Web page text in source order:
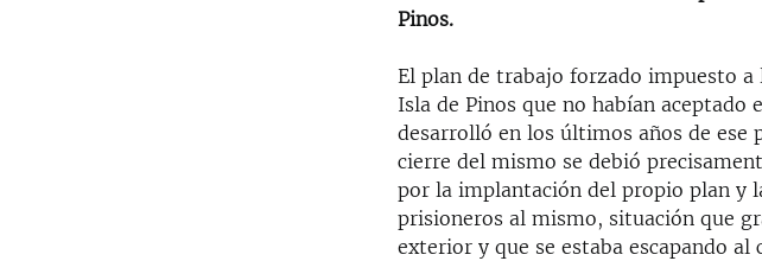
Pinos.
El plan de trabajo forzado impuesto
Isla de Pinos que no habían
desarrolló en los últimos años de ese
cierre del mismo se debió
por la implantación del propio plan y
prisioneros al mismo, situación que
exterior y que se estaba escapando